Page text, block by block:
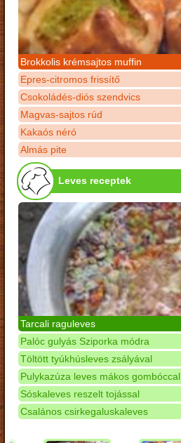
Brokkolis krémsajtos muffin
Epres-citromos frissítő
Csokoládés-diós szendvics
Magvas-sajtos rúd
Kakaós néró
Almás pite
Leves receptek
Tarcali raguleves
Palóc gulyás Sziporka módra
Töltött tyúkhúsleves zsályával
Pulykazúza leves mákos gombóccal
Sóskaleves reszelt tojással
Csalános csirkegaluskaleves